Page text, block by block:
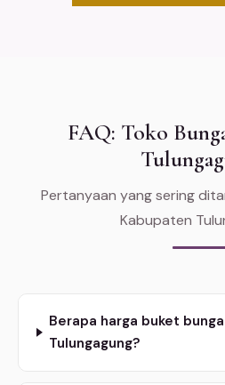
FAQ: Toko
Pertanyaan yang sering
Kabupaten
Berapa harga buket
Tulungagung?